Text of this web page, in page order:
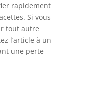
rapidement
Si vous
tout autre
l’article à un
une perte